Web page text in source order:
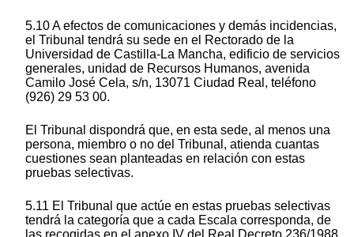
5.10 A efectos de comunicaciones y demás incidencias,
el Tribunal tendrá su sede en el Rectorado de la
Universidad de Castilla-La Mancha, edificio de servicios
generales, unidad de Recursos Humanos, avenida
Camilo José Cela, s/n, 13071 Ciudad Real, teléfono
(926) 29 53 00.
El Tribunal dispondrá que, en esta sede, al menos una
persona, miembro o no del Tribunal, atienda cuantas
cuestiones sean planteadas en relación con estas
pruebas selectivas.
5.11 El Tribunal que actúe en estas pruebas selectivas
tendrá la categoría que a cada Escala corresponda, de
las recogidas en el anexo IV del Real Decreto 236/1988,